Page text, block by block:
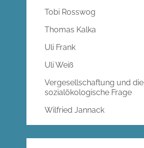
Tobi Rosswog
Thomas Kalka
Uli Frank
Uli Weiß
Vergesellschaftung und die
sozialökologische Frage
Wilfried Jannack